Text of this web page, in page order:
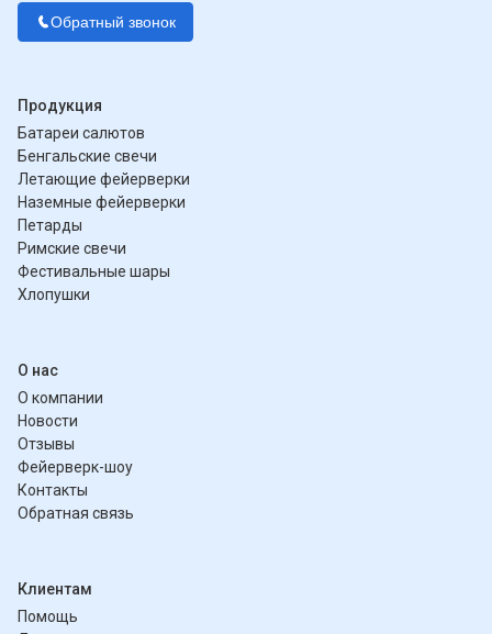
Обратный звонок
Продукция
Батареи салютов
Бенгальские свечи
Летающие фейерверки
Наземные фейерверки
Петарды
Римские свечи
Фестивальные шары
Хлопушки
О нас
О компании
Новости
Отзывы
Фейерверк-шоу
Контакты
Обратная связь
Клиентам
Помощь